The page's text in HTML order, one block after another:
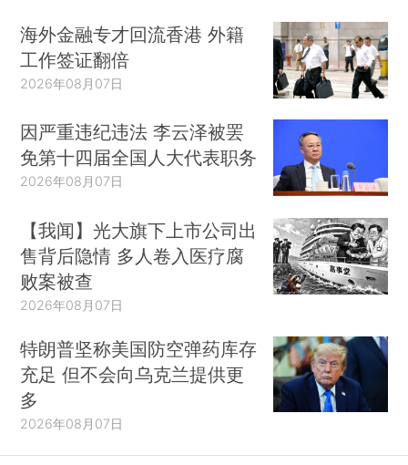
海外金融专才回流香港 外籍
工作签证翻倍
2026年08月07日
因严重违纪违法 李云泽被罢
免第十四届全国人大代表职务
2026年08月07日
【我闻】光大旗下上市公司出
售背后隐情 多人卷入医疗腐
败案被查
2026年08月07日
特朗普坚称美国防空弹药库存
充足 但不会向乌克兰提供更
多
2026年08月07日